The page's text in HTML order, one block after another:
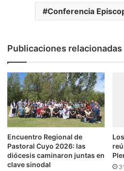
Conferencia
Publicaciones relacionadas
Encuentro Regional de
Pastoral Cuyo 2026: las
diócesis caminaron juntas en
clave sinodal